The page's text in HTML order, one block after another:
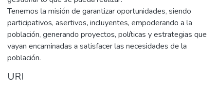
Tenemos la misión de garantizar oportunidades, siendo
participativos, asertivos, incluyentes, empoderando a la
población, generando proyectos, políticas y estrategias que
vayan encaminadas a satisfacer las necesidades de la
población.
URI